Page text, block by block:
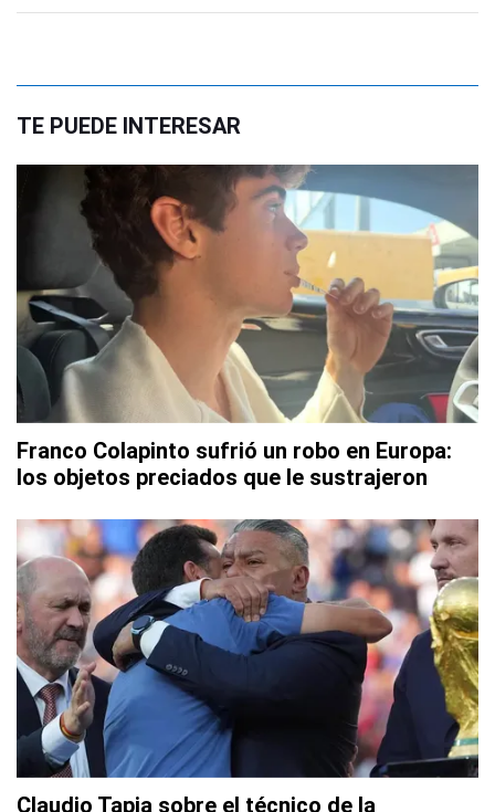
TE PUEDE INTERESAR
Franco Colapinto sufrió un robo en Europa:
los objetos preciados que le sustrajeron
Claudio Tapia sobre el técnico de la